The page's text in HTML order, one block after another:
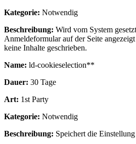
Kategorie: Notwendig
Beschreibung: Wird vom System
Anmeldeformular auf der Seite
keine Inhalte geschrieben.
Name: ld-cookieselection**
Dauer: 30 Tage
Art: 1st Party
Kategorie: Notwendig
Beschreibung: Speichert die